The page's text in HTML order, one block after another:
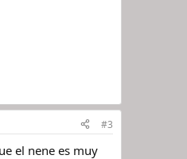
#3
el nene es muy